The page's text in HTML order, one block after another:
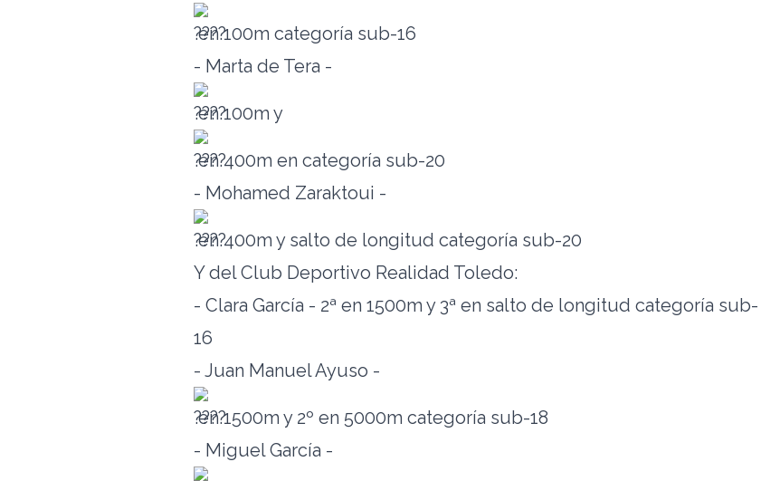
en 100m categoría sub-16
- Marta de Tera -
en 100m y
en 400m en categoría sub-20
- Mohamed Zaraktoui -
en 400m y salto de longitud categoría sub-20
Y del Club Deportivo Realidad Toledo:
- Clara García - 2ª en 1500m y 3ª en salto de longitud categoría sub-
16
- Juan Manuel Ayuso -
en 1500m y 2º en 5000m categoría sub-18
- Miguel García -